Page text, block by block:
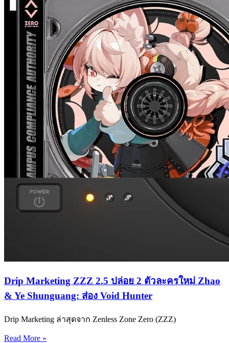
Drip Marketing ZZZ 2.5 ปล่อย 2 ตัวละครใหม่ Zhao
& Ye Shunguang: ส่อง Void Hunter
Drip Marketing ล่าสุดจาก Zenless Zone Zero (ZZZ)
Read More »